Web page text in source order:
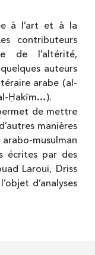
à l’art et à la
contributeurs
de l’altérité,
auteurs
arabe (al-
Ḥakīm…).
de mettre
manières
musulman
écrites par des
Laroui, Driss
d’analyses